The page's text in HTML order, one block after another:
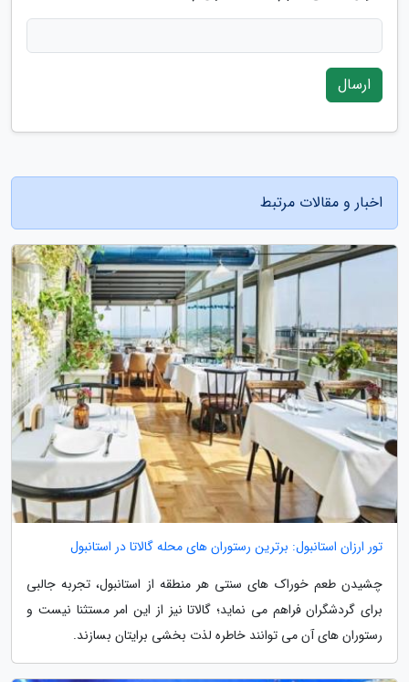
ارسال
اخبار و مقالات مرتبط
تور ارزان استانبول: برترین رستوران های محله گالاتا در استانبول
چشیدن طعم خوراک های سنتی هر منطقه از استانبول، تجربه جالبی
برای گردشگران فراهم می نماید؛ گالاتا نیز از این امر مستثنا نیست و
رستوران های آن می توانند خاطره لذت بخشی برایتان بسازند.